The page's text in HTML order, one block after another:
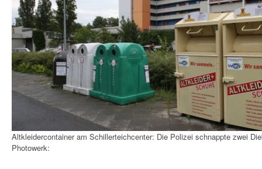
Altkleidercontainer am Schillerteichcenter: Die Polizei schnappte zwei
Photowerk: